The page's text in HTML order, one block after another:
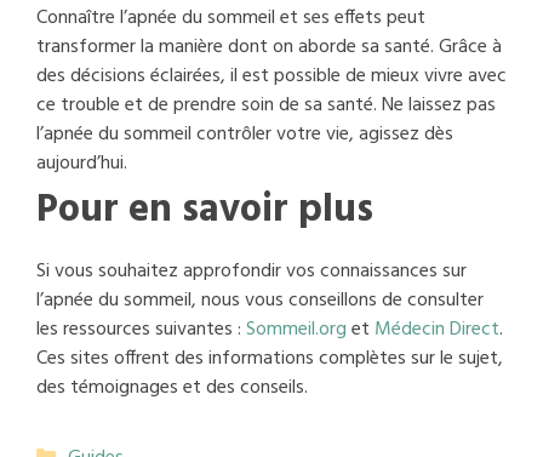
Connaître l’apnée du sommeil et ses effets peut
transformer la manière dont on aborde sa santé. Grâce à
des décisions éclairées, il est possible de mieux vivre avec
ce trouble et de prendre soin de sa santé. Ne laissez pas
l’apnée du sommeil contrôler votre vie, agissez dès
aujourd’hui.
Pour en savoir plus
Si vous souhaitez approfondir vos connaissances sur
l’apnée du sommeil, nous vous conseillons de consulter
les ressources suivantes :Sommeil.orget Médecin Direct.
Ces sites offrent des informations complètes sur le sujet,
des témoignages et des conseils.